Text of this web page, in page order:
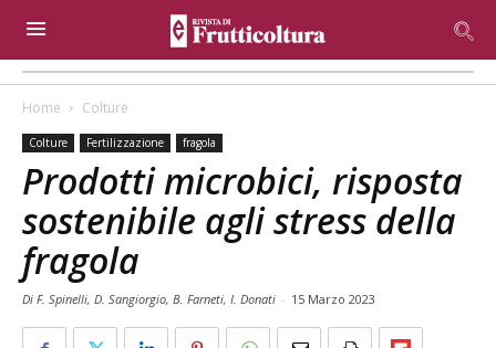
Home Colture
Colture Fertilizzazione fragola
Prodotti microbici, risposta
sostenibile agli stress della
fragola
Di F. Spinelli, D. Sangiorgio, B. Farneti, I. Donati - 15 Marzo 2023